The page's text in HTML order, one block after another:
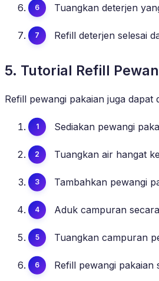
Tuangkan deterjen
Refill deterjen selesai
5. Tutorial Refill
Refill pewangi pakaian juga
Sediakan pewangi
Tuangkan air hangat
Tambahkan pewangi
Aduk campuran
Tuangkan campuran
Refill pewangi pakaian